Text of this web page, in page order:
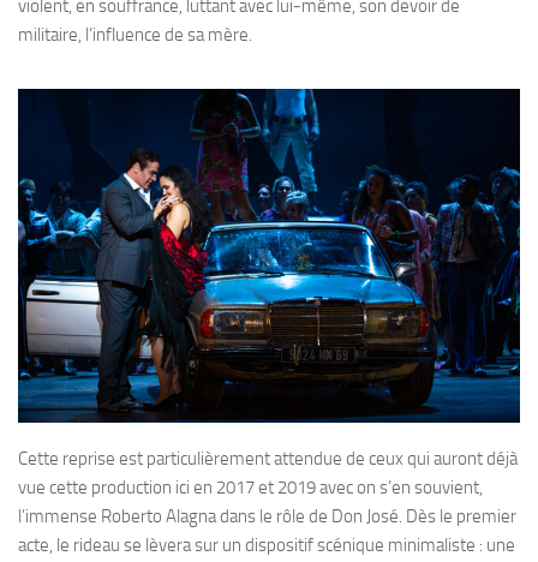
violent, en souffrance, luttant avec lui-même, son devoir de
militaire, l’influence de sa mère.
Cette reprise est particulièrement attendue de ceux qui auront déjà
vue cette production ici en 2017 et 2019 avec on s’en souvient,
l’immense Roberto Alagna dans le rôle de Don José. Dès le premier
acte, le rideau se lèvera sur un dispositif scénique minimaliste : une